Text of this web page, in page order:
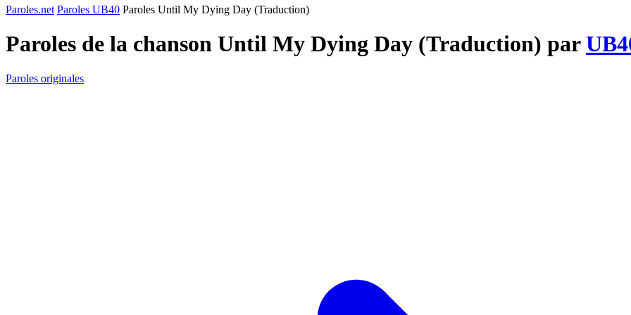
Paroles.net Paroles UB40 Paroles Until My Dying Day (Traduction)
Paroles de la chanson Until My Dying Day (Traduction) par
Paroles originales